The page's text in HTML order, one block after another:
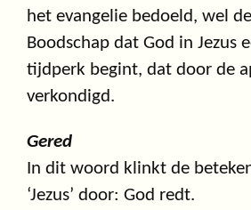
het evangelie bedoeld, wel
Boodschap dat God in Jezus
tijdperk begint, dat door de
verkondigd.
Gered
In dit woord klinkt de
‘Jezus’ door: God redt.